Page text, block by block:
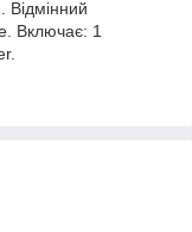
Відмінний
Включає: 1